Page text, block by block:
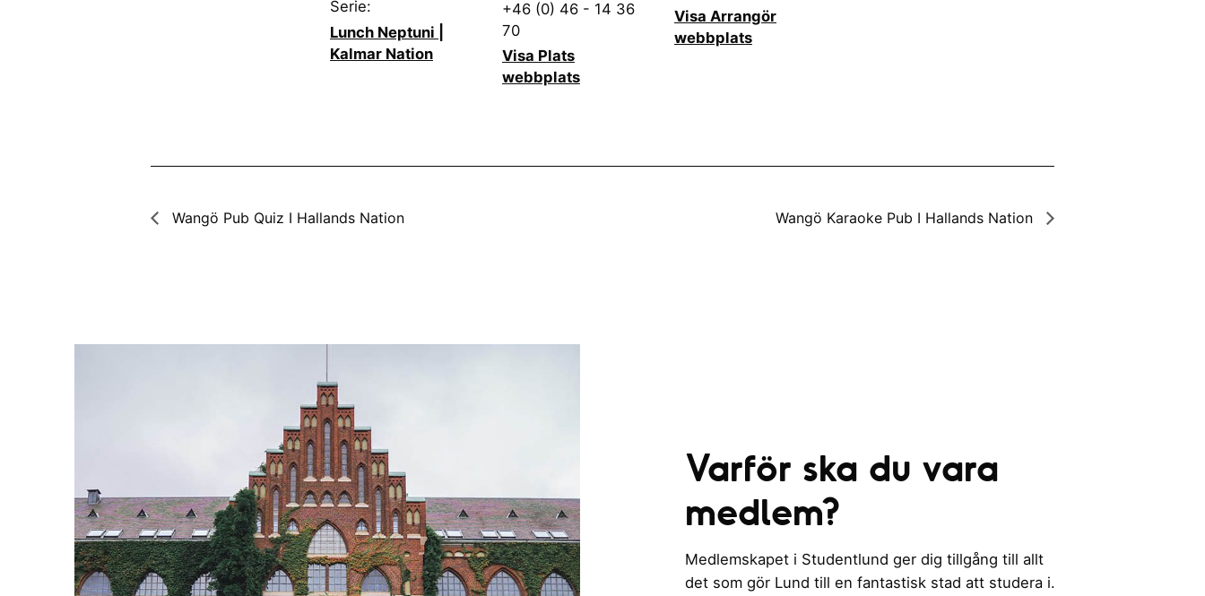
Serie:
Lunch Neptuni |
Kalmar Nation
+46 (0) 46 - 14 36
70
Visa Plats
webbplats
Visa Arrangör
webbplats
Wangö Pub Quiz I Hallands Nation Wangö Karaoke Pub I Hallands Nation
Varför ska du vara
medlem?
Medlemskapet i Studentlund ger dig tillgång till allt
det som gör Lund till en fantastisk stad att studera i.